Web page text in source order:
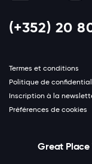
(+352) 20
Termes et conditions
Politique de
Inscription à la
Préférences de cookies
Great Place